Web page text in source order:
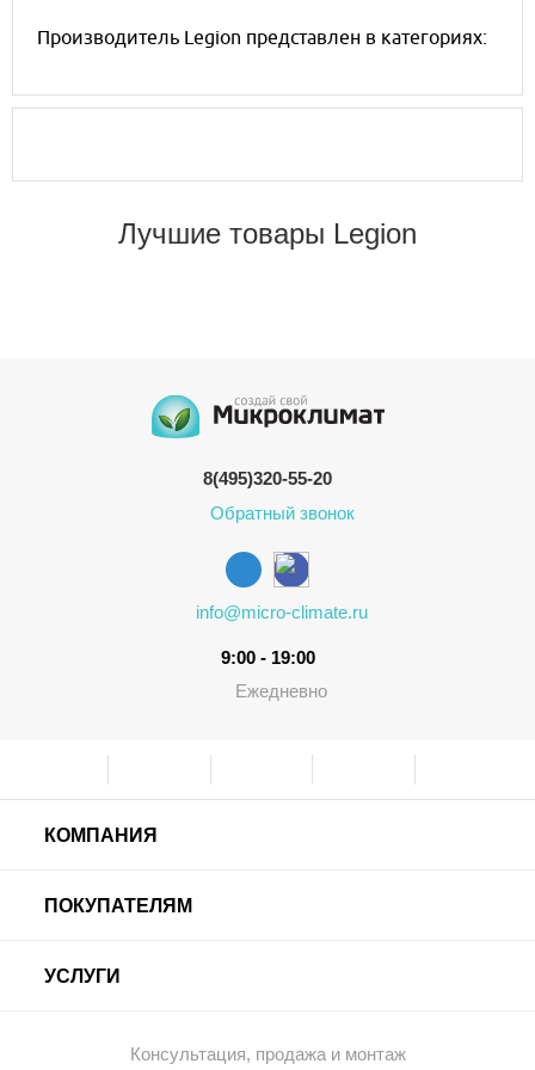
Производитель Legion представлен в категориях:
Лучшие товары Legion
8(495)320-55-20
Обратный звонок
info@micro-climate.ru
9:00 - 19:00
Ежедневно
КОМПАНИЯ
ПОКУПАТЕЛЯМ
УСЛУГИ
Консультация, продажа и монтаж